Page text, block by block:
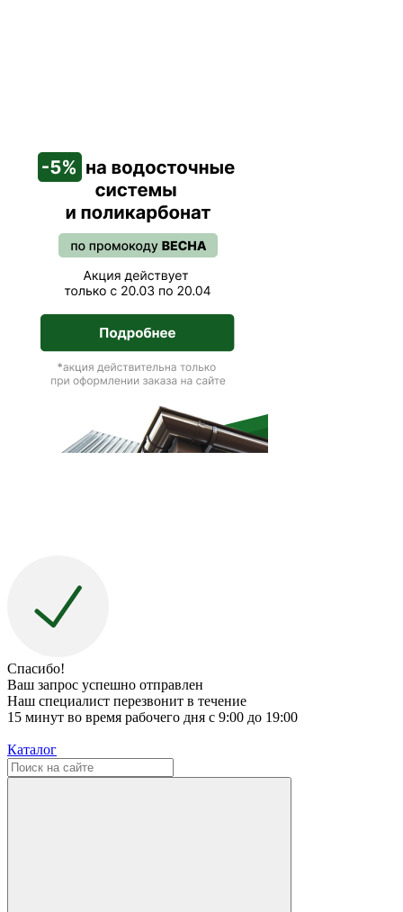
Спасибо!
Ваш запрос успешно отправлен
Наш специалист перезвонит в течение
15 минут во время рабочего дня с 9:00 до 19:00
Каталог